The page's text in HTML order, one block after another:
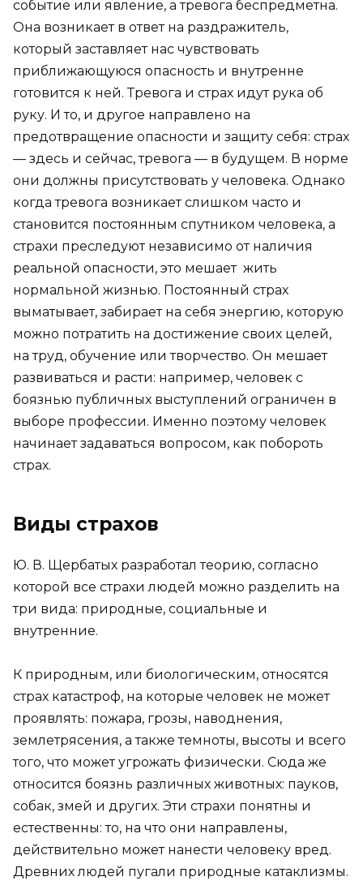
событие или явление, а тревога беспредметна.
Она возникает в ответ на раздражитель,
который заставляет нас чувствовать
приближающуюся опасность и внутренне
готовится к ней. Тревога и страх идут рука об
руку. И то, и другое направлено на
предотвращение опасности и защиту себя: страх
— здесь и сейчас, тревога — в будущем. В норме
они должны присутствовать у человека. Однако
когда тревога возникает слишком часто и
становится постоянным спутником человека, а
страхи преследуют независимо от наличия
реальной опасности, это мешает жить
нормальной жизнью. Постоянный страх
выматывает, забирает на себя энергию, которую
можно потратить на достижение своих целей,
на труд, обучение или творчество. Он мешает
развиваться и расти: например, человек с
боязнью публичных выступлений ограничен в
выборе профессии. Именно поэтому человек
начинает задаваться вопросом, как побороть
страх.
Виды страхов
Ю. В. Щербатых разработал теорию, согласно
которой все страхи людей можно разделить на
три вида: природные, социальные и
внутренние.
К природным, или биологическим, относятся
страх катастроф, на которые человек не может
проявлять: пожара, грозы, наводнения,
землетрясения, а также темноты, высоты и всего
того, что может угрожать физически. Сюда же
относится боязнь различных животных: пауков,
собак, змей и других. Эти страхи понятны и
естественны: то, на что они направлены,
действительно может нанести человеку вред.
Древних людей пугали природные катаклизмы.